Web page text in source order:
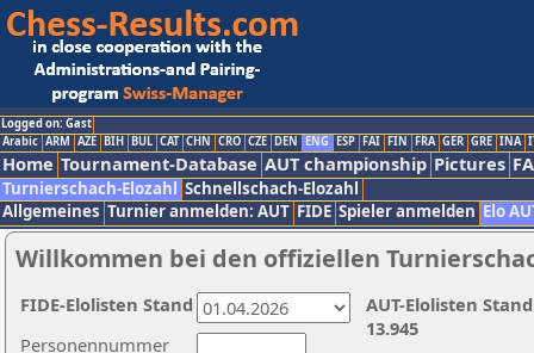
Logged on: Gast
Arabic ARM AZE BIH BUL CAT CHN CRO CZE DEN ENG ESP FAI FIN FRA GER GRE INA
Home Tournament-Database AUT championship Pictures
Turnierschach-Elozahl Schnellschach-Elozahl
Allgemeines Turnier anmelden: AUT FIDE Spieler anmelden Elo
Willkommen bei den offiziellen
Personennummer
AUT-Elolisten
13.945
FIDE-Elolisten Stand